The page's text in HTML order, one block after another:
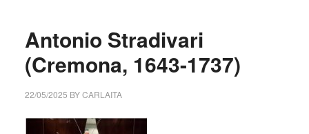
Antonio Stradivari
(Cremona, 1643-1737)
22/05/2025 BYCARLAITA